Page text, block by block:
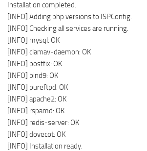
Installation completed.
[INFO] Adding php versions to ISPConfig.
[INFO] Checking all services are running.
[INFO] mysql: OK
[INFO] clamav-daemon: OK
[INFO] postfix: OK
[INFO] bind9: OK
[INFO] pureftpd: OK
[INFO] apache2: OK
[INFO] rspamd: OK
[INFO] redis-server: OK
[INFO] dovecot: OK
[INFO] Installation ready.